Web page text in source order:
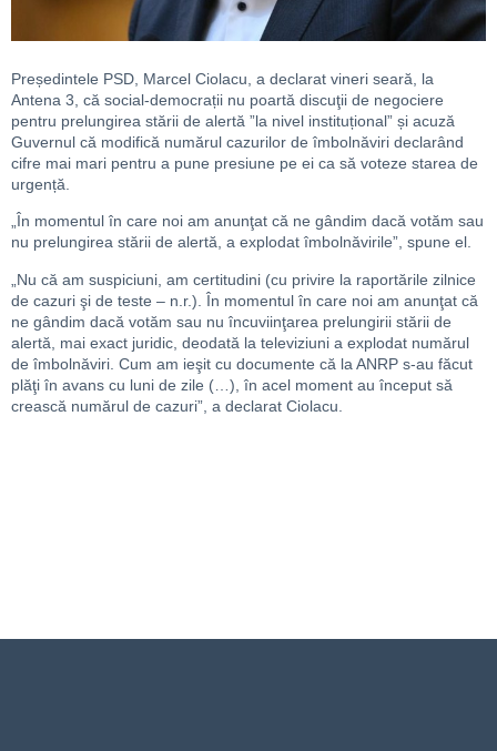
Președintele PSD, Marcel Ciolacu, a declarat vineri seară, la
Antena 3, că social-democrații nu poartă discuţii de negociere
pentru prelungirea stării de alertă ”la nivel instituțional” și acuză
Guvernul că modifică numărul cazurilor de îmbolnăviri declarând
cifre mai mari pentru a pune presiune pe ei ca să voteze starea de
urgență.
„În momentul în care noi am anunţat că ne gândim dacă votăm sau
nu prelungirea stării de alertă, a explodat îmbolnăvirile”, spune el.
„Nu că am suspiciuni, am certitudini (cu privire la raportările zilnice
de cazuri şi de teste – n.r.). În momentul în care noi am anunţat că
ne gândim dacă votăm sau nu încuviinţarea prelungirii stării de
alertă, mai exact juridic, deodată la televiziuni a explodat numărul
de îmbolnăviri. Cum am ieşit cu documente că la ANRP s-au făcut
plăţi în avans cu luni de zile (…), în acel moment au început să
crească numărul de cazuri”, a declarat Ciolacu.